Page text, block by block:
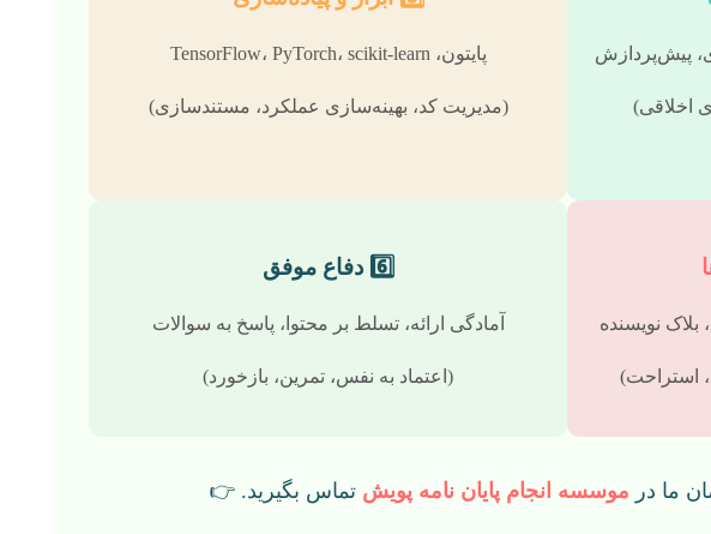
پیش‌پردازش
اخلاقی)
پایتون، TensorFlow، PyTorch، scikit-learn
(مدیریت کد، بهینه‌سازی عملکرد، مستندسازی)
نویسنده
استراحت)
6️⃣ دفاع موفق
آمادگی ارائه، تسلط بر محتوا، پاسخ به سوالات
(اعتماد به نفس، تمرین، بازخورد)
ما در موسسه انجام پایان نامه پویش تماس بگیرید. 👉